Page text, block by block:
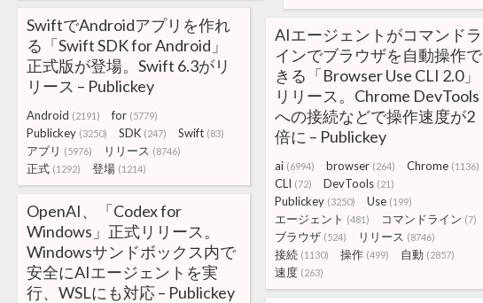
SwiftでAndroidアプリを作れ
る「Swift SDK for Android」
正式版が登場。Swift 6.3がリ
リース – Publickey
Android (2191) for (5779)
Publickey (3250) SDK (247) Swift (83)
アプリ (5976) リリース (8746)
正式 (1292) 登場 (1214)
AIエージェントがコマンドラ
インでブラウザを自動操作で
きる「Browser Use CLI 2.0」
リリース。Chrome DevTools
への接続などで操作速度が2
倍に – Publickey
ai (6994) browser (264) Chrome (1136)
CLI (72) DevTools (21)
Publickey (3250) Use (199)
エージェント (481) コマンドライン (7)
ブラウザ (524) リリース (8746)
接続 (1130) 操作 (499) 自動 (2857)
速度 (263)
OpenAI、「Codex for
Windows」正式リリース。
Windowsサンドボックス内で
安全にAIエージェントを実
行、WSLにも対応 – Publickey